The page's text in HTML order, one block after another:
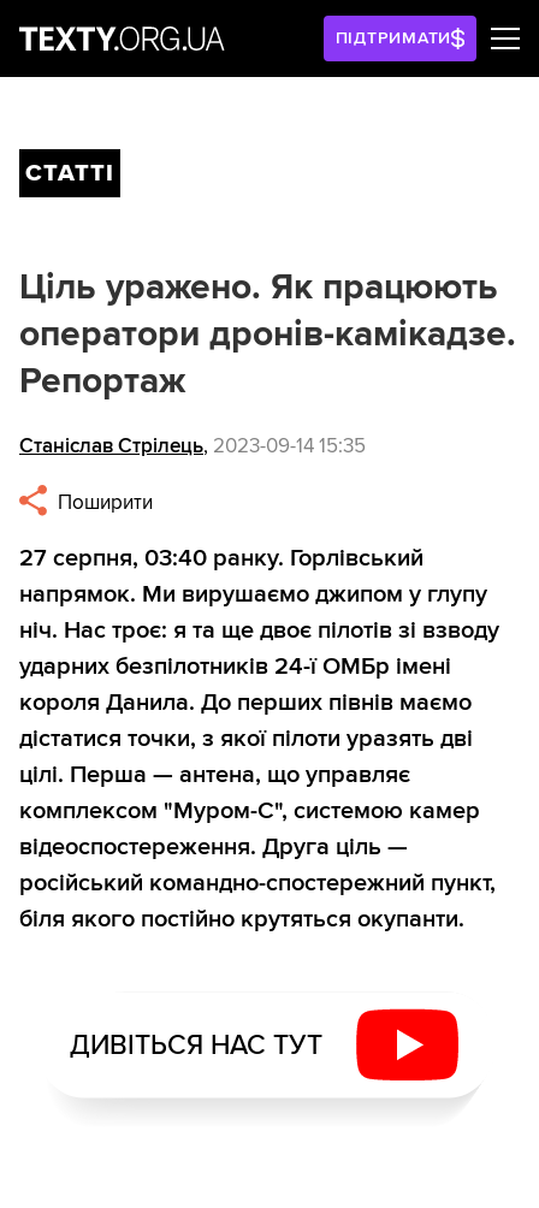
ПІДТРИМАТИ
СТАТТІ
Ціль уражено. Як працюють
оператори дронів-камікадзе.
Репортаж
Станіслав Стрілець, 2023-09-14 15:35
Поширити
27 серпня, 03:40 ранку. Горлівський
напрямок. Ми вирушаємо джипом у глупу
ніч. Нас троє: я та ще двоє пілотів зі взводу
ударних безпілотників 24-ї ОМБр імені
короля Данила. До перших півнів маємо
дістатися точки, з якої пілоти уразять дві
цілі. Перша — антена, що управляє
комплексом "Муром-С", системою камер
відеоспостереження. Друга ціль —
російський командно-спостережний пункт,
біля якого постійно крутяться окупанти.
ДИВІТЬСЯ НАС ТУТ